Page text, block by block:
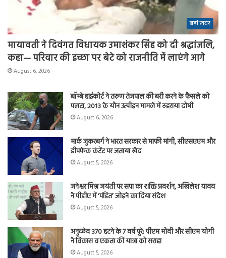
बड़ी खबर
मायावती ने दिवंगत विधायक उमाशंकर सिंह को दी श्रद्धांजलि,
कहा— परिवार की इच्छा पर बेटे को राजनीति में लाएंगे आगे
August 6, 2026
बॉम्बे हाईकोर्ट ने तरुण तेजपाल की बरी करने के फैसले को
पलटा, 2013 के यौन उत्पीड़न मामले में ठहराया दोषी
August 6, 2026
मार्क जुकरबर्ग ने भारत सरकार से माफी मांगी, सीएसएएम और
डीपफेक कंटेंट पर जताया खेद
August 5, 2026
जनेश्वर मिश्र जयंती पर सपा का शक्ति प्रदर्शन, अखिलेश यादव
ने पीडीए में ‘पंडित’ जोड़ने का दिया संदेश
August 5, 2026
अनुच्छेद 370 हटने के 7 वर्ष पूरे: पीएम मोदी और सीएम योगी
ने विकास व एकता की यात्रा को सराहा
August 5, 2026